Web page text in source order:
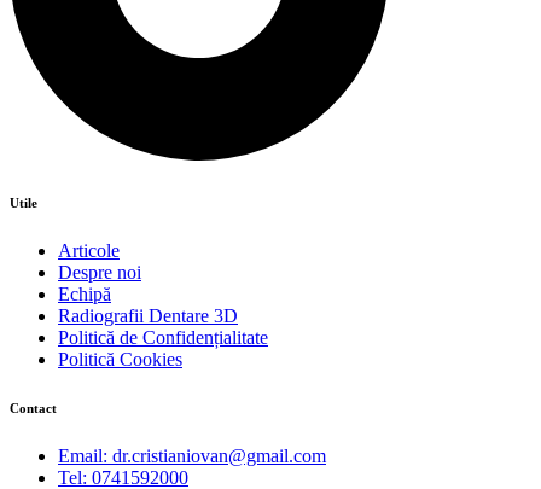
Utile
Articole
Despre noi
Echipă
Radiografii Dentare 3D
Politică de Confidențialitate
Politică Cookies
Contact
Email: dr.cristianiovan@gmail.com
Tel: 0741592000